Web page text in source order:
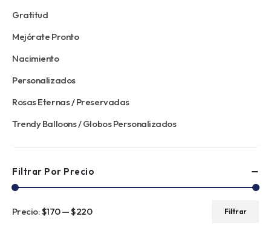
Gratitud
Mejórate Pronto
Nacimiento
Personalizados
Rosas Eternas / Preservadas
Trendy Balloons / Globos Personalizados
Filtrar Por Precio
Filtrar
Precio:$170—$220